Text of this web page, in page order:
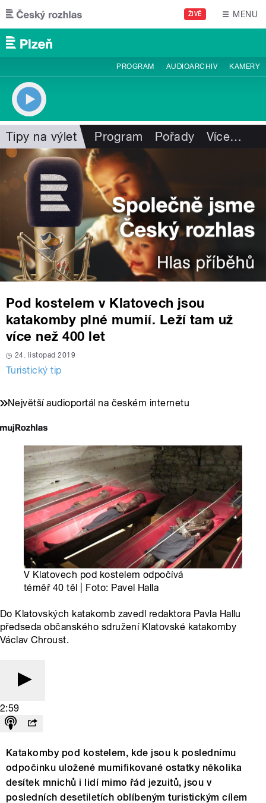
Přejít k hlavnímu obsahu
ŽIVĚ MENU
PROGRAM AUDIOARCHIV KAMERY
Tipy na výlet Program Pořady Více…
Pod kostelem v Klatovech jsou
katakomby plné mumií. Leží tam už
více než 400 let
24. listopad 2019
Turistický tip
Největší audioportál na českém internetu
V Klatovech pod kostelem odpočívá
téměř 40 těl | Foto: Pavel Halla
Do Klatovských katakomb zavedl redaktora Pavla Hallu
předseda občanského sdružení Klatovské katakomby
Václav Chroust.
2:59
Katakomby pod kostelem, kde jsou k poslednímu
odpočinku uložené mumifikované ostatky několika
desítek mnichů i lidí mimo řád jezuitů, jsou v
posledních desetiletích oblíbeným turistickým cílem